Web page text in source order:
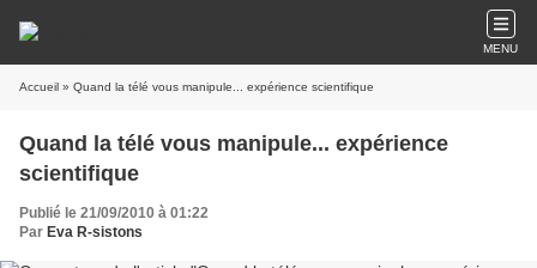
MENU
Accueil » Quand la télé vous manipule... expérience scientifique
Quand la télé vous manipule... expérience
scientifique
Publié le 21/09/2010 à 01:22
Par Eva R-sistons